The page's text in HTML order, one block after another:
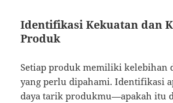
Identifikasi Kekuatan dan
Produk
Setiap produk memiliki kelebihan
yang perlu dipahami. Identifikasi
daya tarik produkmu—apakah itu